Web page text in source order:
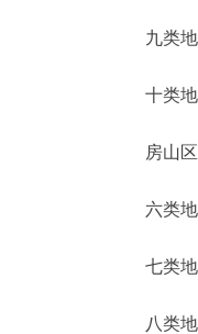
九类地
十类地
房山区
六类地
七类地区
八类地区